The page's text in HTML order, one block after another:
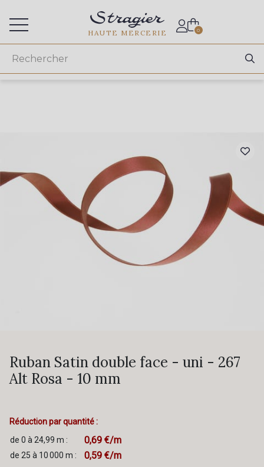
HAUTE MERCERIE 0
Ruban Satin double face - uni - 267
Alt Rosa - 10 mm
Réduction par quantité :
de 0 à 24,99 m :
0,69 €/m
de 25 à 10 000 m : 0,59 €/m